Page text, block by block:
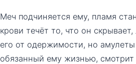
Меч подчиняется ему, пламя
крови течёт то, что он
его от одержимости, но
обязанный ему жизнью,